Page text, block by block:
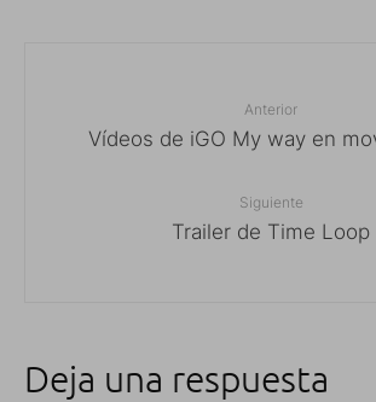
Anterior
Vídeos de iGO My way en
Siguiente
Trailer de Time Loop
Deja una respuesta